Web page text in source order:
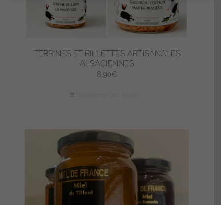
TERRINES ET RILLETTES ARTISANALES
ALSACIENNES
8,90€